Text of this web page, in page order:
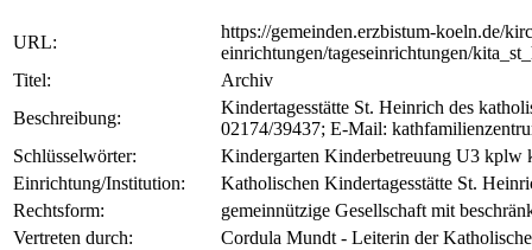
URL:
https://gemeinden.erzbistum-koeln.de/
einrichtungen/tageseinrichtungen/
Titel:
Archiv
Beschreibung:
Kindertagesstätte St. Heinrich des
02174/39437; E-Mail:
Schlüsselwörter:
Kindergarten Kinderbetreuung U3 kplw
Einrichtung/Institution:
Katholischen Kindertagesstätte St.
Rechtsform:
gemeinnützige Gesellschaft mit
Vertreten durch:
Cordula Mundt - Leiterin der